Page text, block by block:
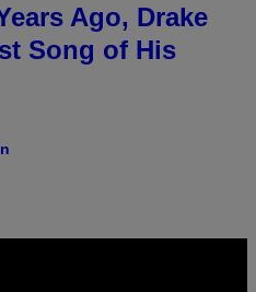
Ago, Drake
Song of His